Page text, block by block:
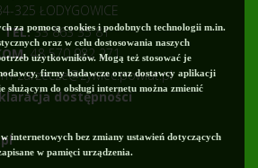
325 ŁODYGOWICE
TEL.33 863 35 81
48 570 982 271
zarzecze@zywiec.powiat.pl
dostępności
za pomocą cookies i podobnych technologii m.in.
oraz w celu dostosowania naszych
użytkowników. Mogą też stosować je
firmy badawcze oraz dostawcy aplikacji
do obsługi internetu można zmienić
internetowych bez zmiany ustawień dotyczących
w pamięci urządzenia.